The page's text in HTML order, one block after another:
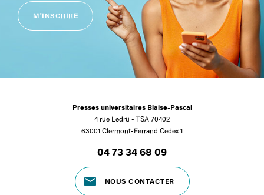
M'INSCRIRE
Presses universitaires Blaise-Pascal
4 rue Ledru - TSA 70402
63001 Clermont-Ferrand Cedex 1
04 73 34 68 09
NOUS CONTACTER